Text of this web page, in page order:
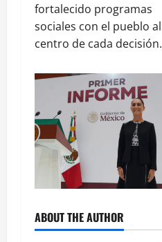
fortalecido programas
sociales con el pueblo al
centro de cada decisión.
ABOUT THE AUTHOR